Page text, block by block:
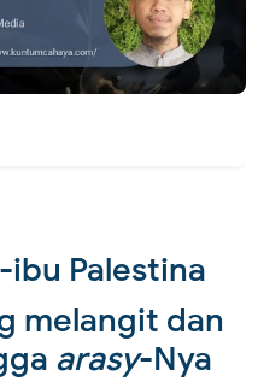
Palestina
melangit dan
arasy-Nya